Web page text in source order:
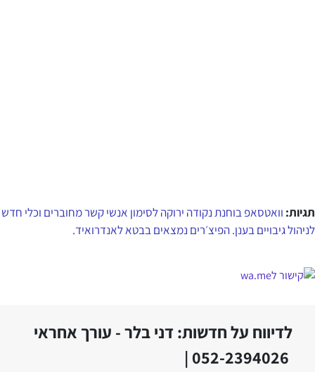
תגיות: וואטסאפ בוחנת נקודה ירוקה לסימון אנשי קשר מחוברים וכלי חדש
לניהול גיבויים בענן. הפיצ׳רים נמצאים בבטא לאנדרואיד.
לדיווח על חדשות: דני בלר - עורך אחראי
052-2394026 |